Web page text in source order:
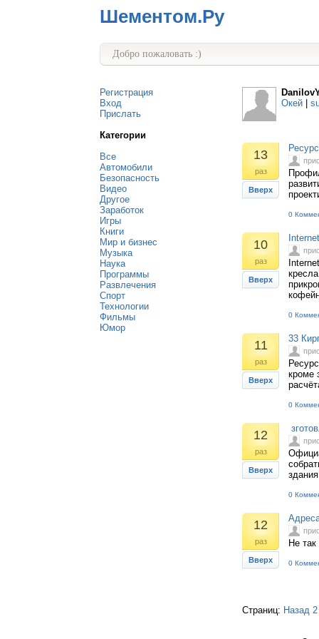
Шементом.Ру
Добро пожаловать :)
Регистрация
Вход
Прислать
Категории
Все
Автомобили
Безопасность
Видео
Другое
Заработок
Игры
Книги
Мир и бизнес
Музыка
Наука
Программы
Развлечения
Спорт
Технологии
Фильмы
Юмор
Окей
13
раз
Вверх
0
10
раз
Вверх
0
11
раз
Вверх
33
кроме
0
12
раз
Вверх
0
12
раз
Вверх
Не
0
Страниц: Назад 2